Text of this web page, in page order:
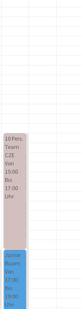
10 Pers.
Team
CZE
Von
15:00
Bis
17:00
Uhr
Junior
Buam
Von
17:00
Bis
19:00
Uhr